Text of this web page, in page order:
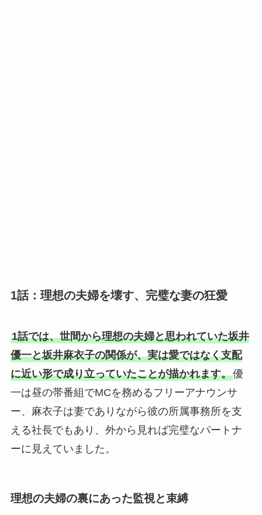
1話：理想の夫婦を壊す、完璧な妻の狂愛
1話では、世間から理想の夫婦と思われていた坂井
優一と坂井麻衣子の関係が、実は愛ではなく支配
に近い形で成り立っていたことが描かれます。優
一は昼の帯番組でMCを務めるフリーアナウンサ
ー、麻衣子は妻でありながら彼の所属事務所を支
える社長でもあり、外から見れば完璧なパートナ
ーに見えていました。
理想の夫婦の裏にあった監視と束縛